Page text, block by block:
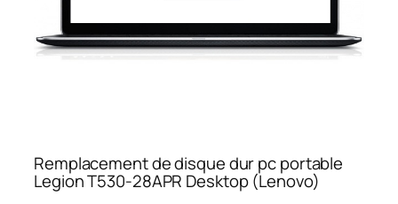
Remplacement de disque dur pc portable
Legion T530-28APR Desktop (Lenovo)